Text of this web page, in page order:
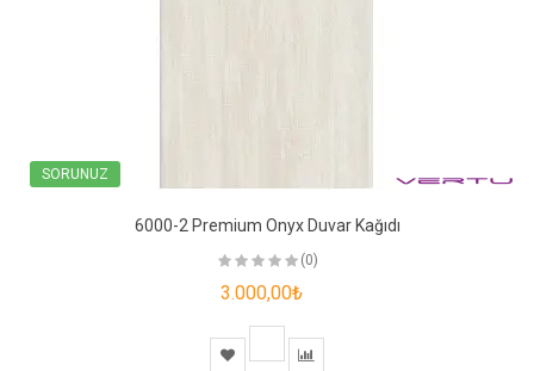
SORUNUZ
6000-2 Premium Onyx Duvar Kağıdı
(0)
3.000,00₺